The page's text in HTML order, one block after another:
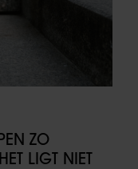
ZO
LIGT NIET